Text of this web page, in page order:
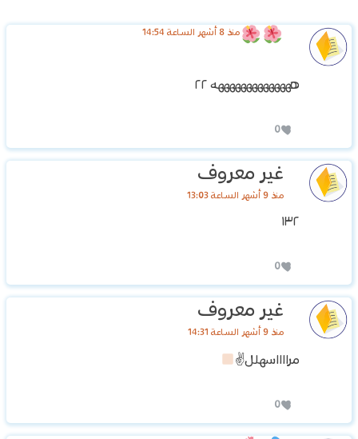
منذ 8 أشهر الساعة 14:54
ههههههههههههههه ٢٢
0
غير معروف
منذ 9 أشهر الساعة 13:03
١٣٢
0
غير معروف
منذ 9 أشهر الساعة 14:31
مرااااسهلل✌
0